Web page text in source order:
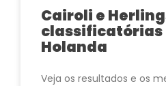
Cairoli e
classificatórias
Holanda
Veja os resultados e os